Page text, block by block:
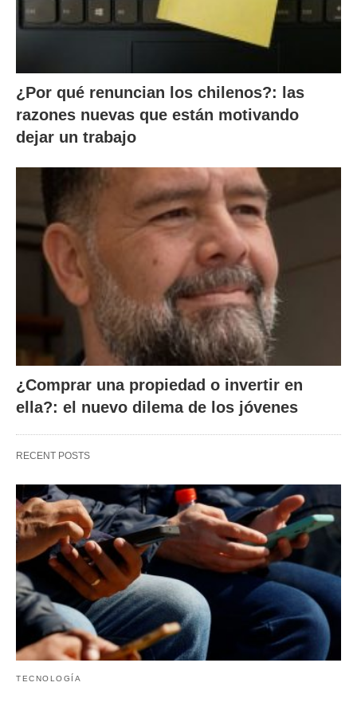
¿Por qué renuncian los chilenos?: las
razones nuevas que están motivando
dejar un trabajo
¿Comprar una propiedad o invertir en
ella?: el nuevo dilema de los jóvenes
RECENT POSTS
TECNOLOGÍA